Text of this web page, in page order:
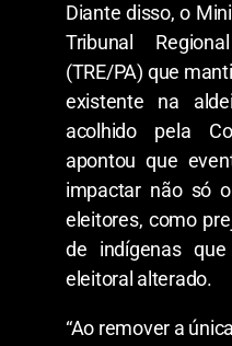
Diante disso, o
Tribunal
(TRE/PA) que
existente na
acolhido pela
apontou que
impactar não só
eleitores, como
de indígenas
eleitoral alterado.
“Ao remover a